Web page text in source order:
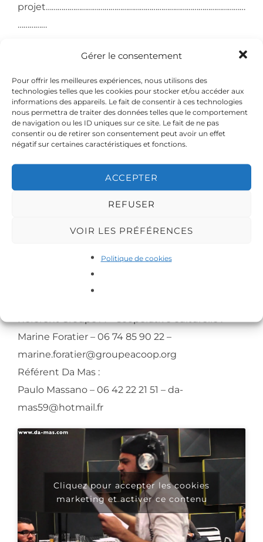
Gérer le consentement
Pour offrir les meilleures expériences, nous utilisons des
technologies telles que les cookies pour stocker et/ou accéder aux
informations des appareils. Le fait de consentir à ces technologies
nous permettra de traiter des données telles que le comportement
de navigation ou les ID uniques sur ce site. Le fait de ne pas
consentir ou de retirer son consentement peut avoir un effet
négatif sur certaines caractéristiques et fonctions.
ACCEPTER
REFUSER
VOIR LES PRÉFÉRENCES
Politique de cookies
projet…………………………………………………………………………………………
……………
De 14h00 à 17h00: le temps de travail
Vendredi 26 Juin
10 heures 00-12:30: temps de travail
De 14h00 à 17h00: le temps de travail
information
Marine Foratier – 06 74 85 90 22 –
marine.foratier@groupeacoop.org
Référent Da Mas :
Paulo Massano – 06 42 22 21 51 – da-
mas59@hotmail.fr
Cliquez pour accepter les cookies
marketing et activer ce contenu